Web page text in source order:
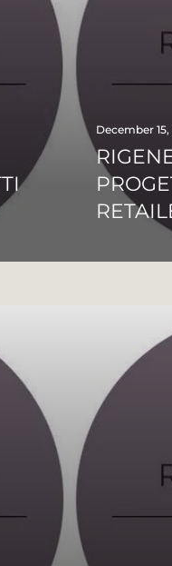
December 15,